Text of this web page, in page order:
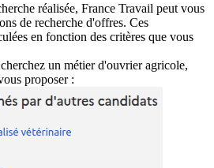
réalisée, France Travail peut vous
de recherche d'offres. Ces
en fonction des critères que vous
un métier d'ouvrier agricole,
proposer :